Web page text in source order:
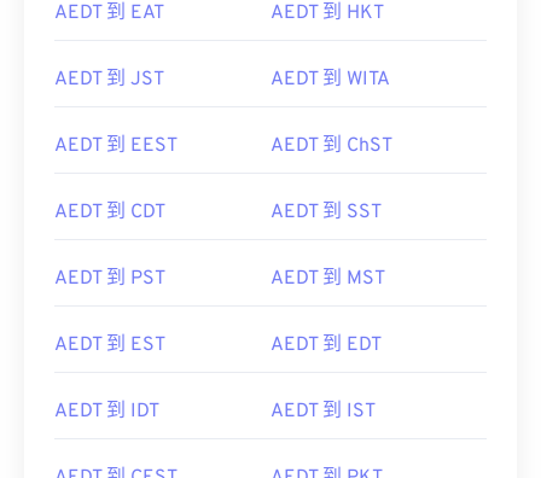
AEDT 到 EAT AEDT 到 HKT
AEDT 到 JST AEDT 到 WITA
AEDT 到 EEST AEDT 到 ChST
AEDT 到 CDT AEDT 到 SST
AEDT 到 PST AEDT 到 MST
AEDT 到 EST AEDT 到 EDT
AEDT 到 IDT AEDT 到 IST